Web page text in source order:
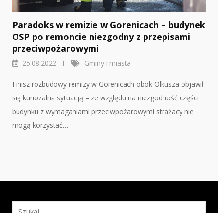
Paradoks w remizie w Gorenicach – budynek
OSP po remoncie niezgodny z przepisami
przeciwpożarowymi
25.08.2022 Gminy i miasta
Finisz rozbudowy remizy w Gorenicach obok Olkusza objawił
się kuriozalną sytuacją – ze względu na niezgodność części
budynku z wymaganiami przeciwpożarowymi strażacy nie
mogą korzystać…
Szukaj: